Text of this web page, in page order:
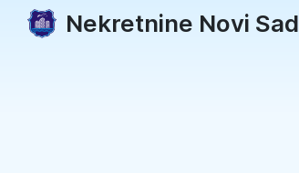
Nekretnine Novi Sad